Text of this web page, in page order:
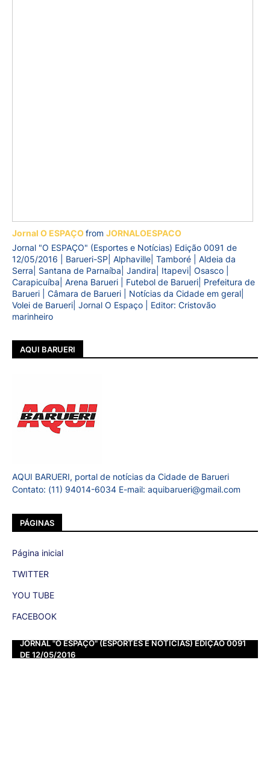
Jornal O ESPAÇOfrom JORNALOESPACO
Jornal "O ESPAÇO" (Esportes e Notícias) Edição 0091 de
12/05/2016 | Barueri-SP| Alphaville| Tamboré | Aldeia da
Serra| Santana de Parnaíba| Jandira| Itapevi| Osasco |
Carapicuíba| Arena Barueri | Futebol de Barueri| Prefeitura de
Barueri | Câmara de Barueri | Notícias da Cidade em geral|
Volei de Barueri| Jornal O Espaço | Editor: Cristovão
marinheiro
AQUI BARUERI
AQUI BARUERI, portal de notícias da Cidade de Barueri
Contato: (11) 94014-6034 E-mail: aquibarueri@gmail.com
PÁGINAS
Página inicial
TWITTER
YOU TUBE
FACEBOOK
JORNAL "O ESPAÇO" (ESPORTES E NOTÍCIAS) EDIÇÃO 0091
DE 12/05/2016